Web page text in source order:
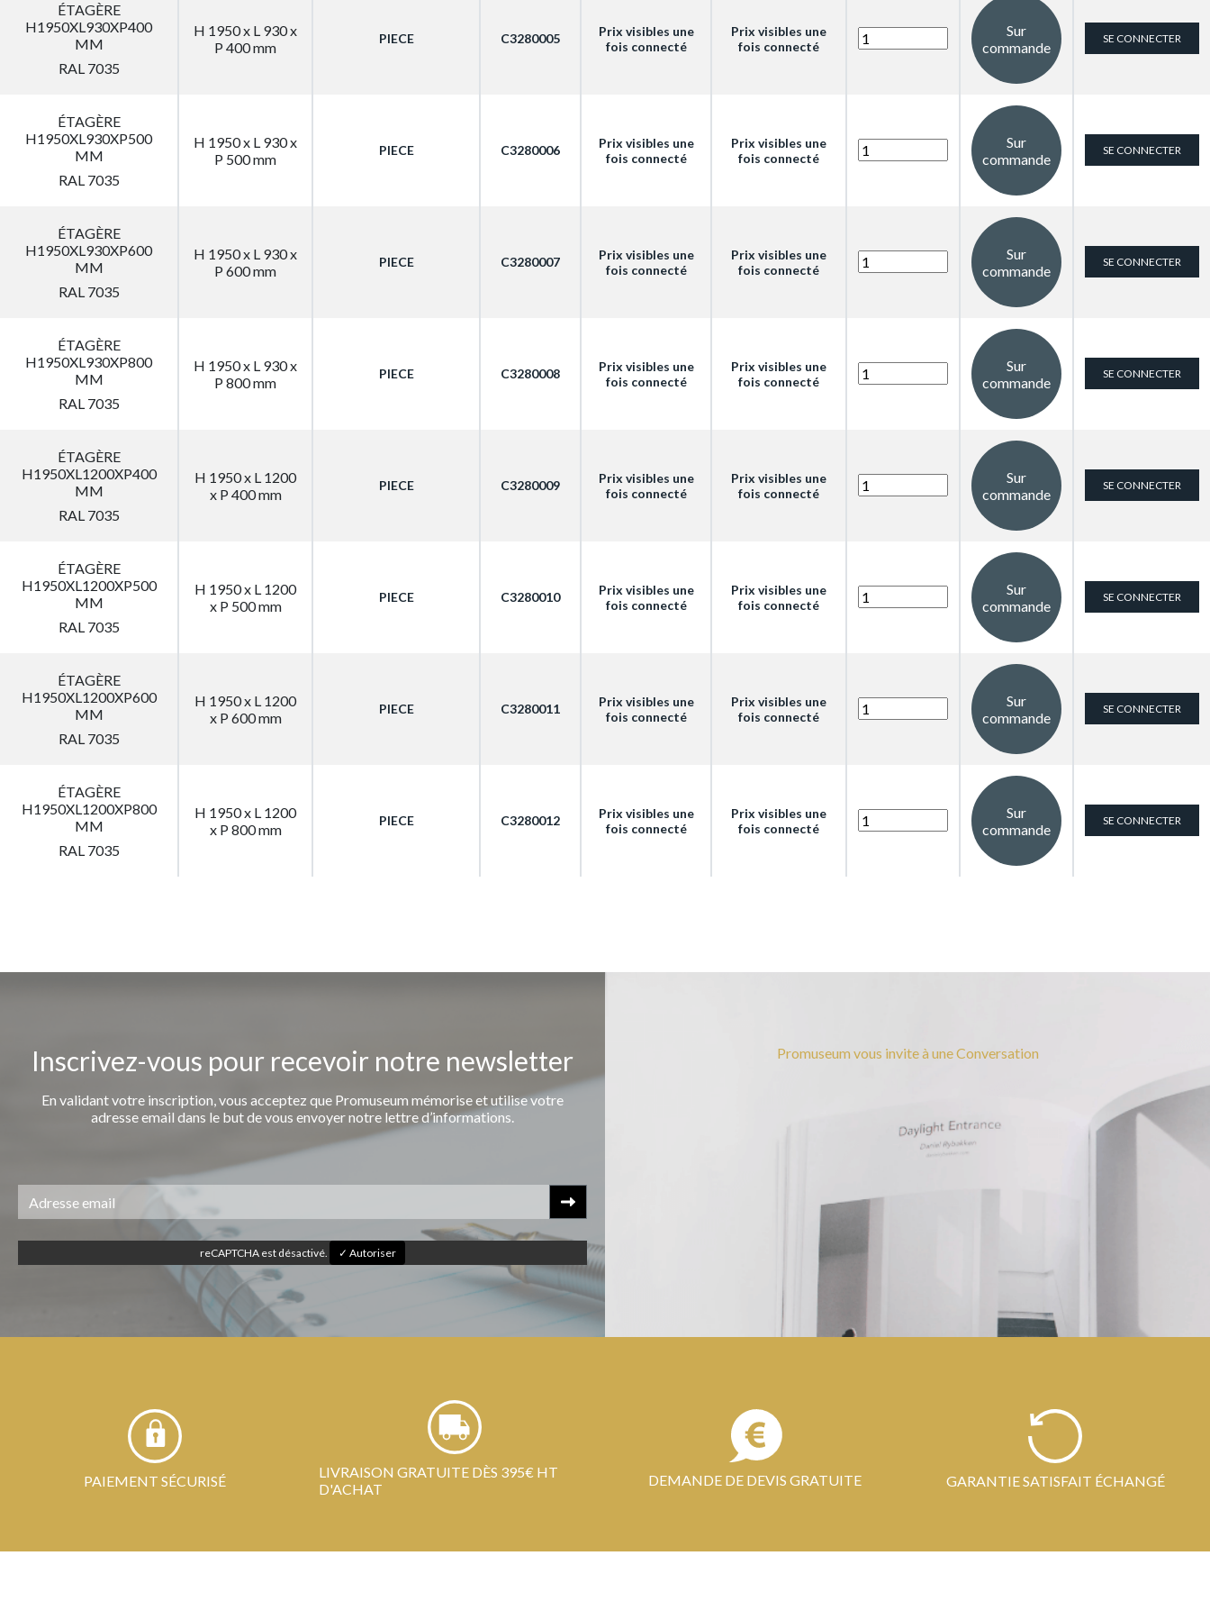
ÉTAGÈRE
H1950XL930XP400
MM
RAL 7035
H 1950 x L 930 x
P 400 mm
PIECE C3280005
Prix visibles une
fois connecté
Prix visibles une
fois connecté
Sur
commande
SE CONNECTER
ÉTAGÈRE
H1950XL930XP500
MM
RAL 7035
H 1950 x L 930 x
P 500 mm
PIECE C3280006
Prix visibles une
fois connecté
Prix visibles une
fois connecté
Sur
commande
SE CONNECTER
ÉTAGÈRE
H1950XL930XP600
MM
RAL 7035
H 1950 x L 930 x
P 600 mm
PIECE C3280007
Prix visibles une
fois connecté
Prix visibles une
fois connecté
Sur
commande
SE CONNECTER
ÉTAGÈRE
H1950XL930XP800
MM
RAL 7035
H 1950 x L 930 x
P 800 mm
PIECE C3280008
Prix visibles une
fois connecté
Prix visibles une
fois connecté
Sur
commande
SE CONNECTER
ÉTAGÈRE
H1950XL1200XP400
MM
RAL 7035
H 1950 x L 1200
x P 400 mm
PIECE C3280009
Prix visibles une
fois connecté
Prix visibles une
fois connecté
Sur
commande
SE CONNECTER
ÉTAGÈRE
H1950XL1200XP500
MM
RAL 7035
H 1950 x L 1200
x P 500 mm
PIECE C3280010
Prix visibles une
fois connecté
Prix visibles une
fois connecté
Sur
commande
SE CONNECTER
ÉTAGÈRE
H1950XL1200XP600
MM
RAL 7035
H 1950 x L 1200
x P 600 mm
PIECE C3280011
Prix visibles une
fois connecté
Prix visibles une
fois connecté
Sur
commande
SE CONNECTER
ÉTAGÈRE
H1950XL1200XP800
MM
RAL 7035
H 1950 x L 1200
x P 800 mm
PIECE C3280012
Prix visibles une
fois connecté
Prix visibles une
fois connecté
Sur
commande
SE CONNECTER
Inscrivez-vous pour recevoir notre newsletter
En validant votre inscription, vous acceptez que Promuseum mémorise et utilise votre
adresse email dans le but de vous envoyer notre lettre d’informations.
reCAPTCHA est désactivé. ✓ Autoriser
Promuseum vous invite à une Conversation
PAIEMENT SÉCURISÉ
LIVRAISON GRATUITE DÈS 395€ HT
D'ACHAT
DEMANDE DE DEVIS GRATUITE GARANTIE SATISFAIT ÉCHANGÉ